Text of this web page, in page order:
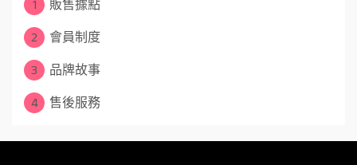
1 販售據點
2 會員制度
3 品牌故事
4 售後服務